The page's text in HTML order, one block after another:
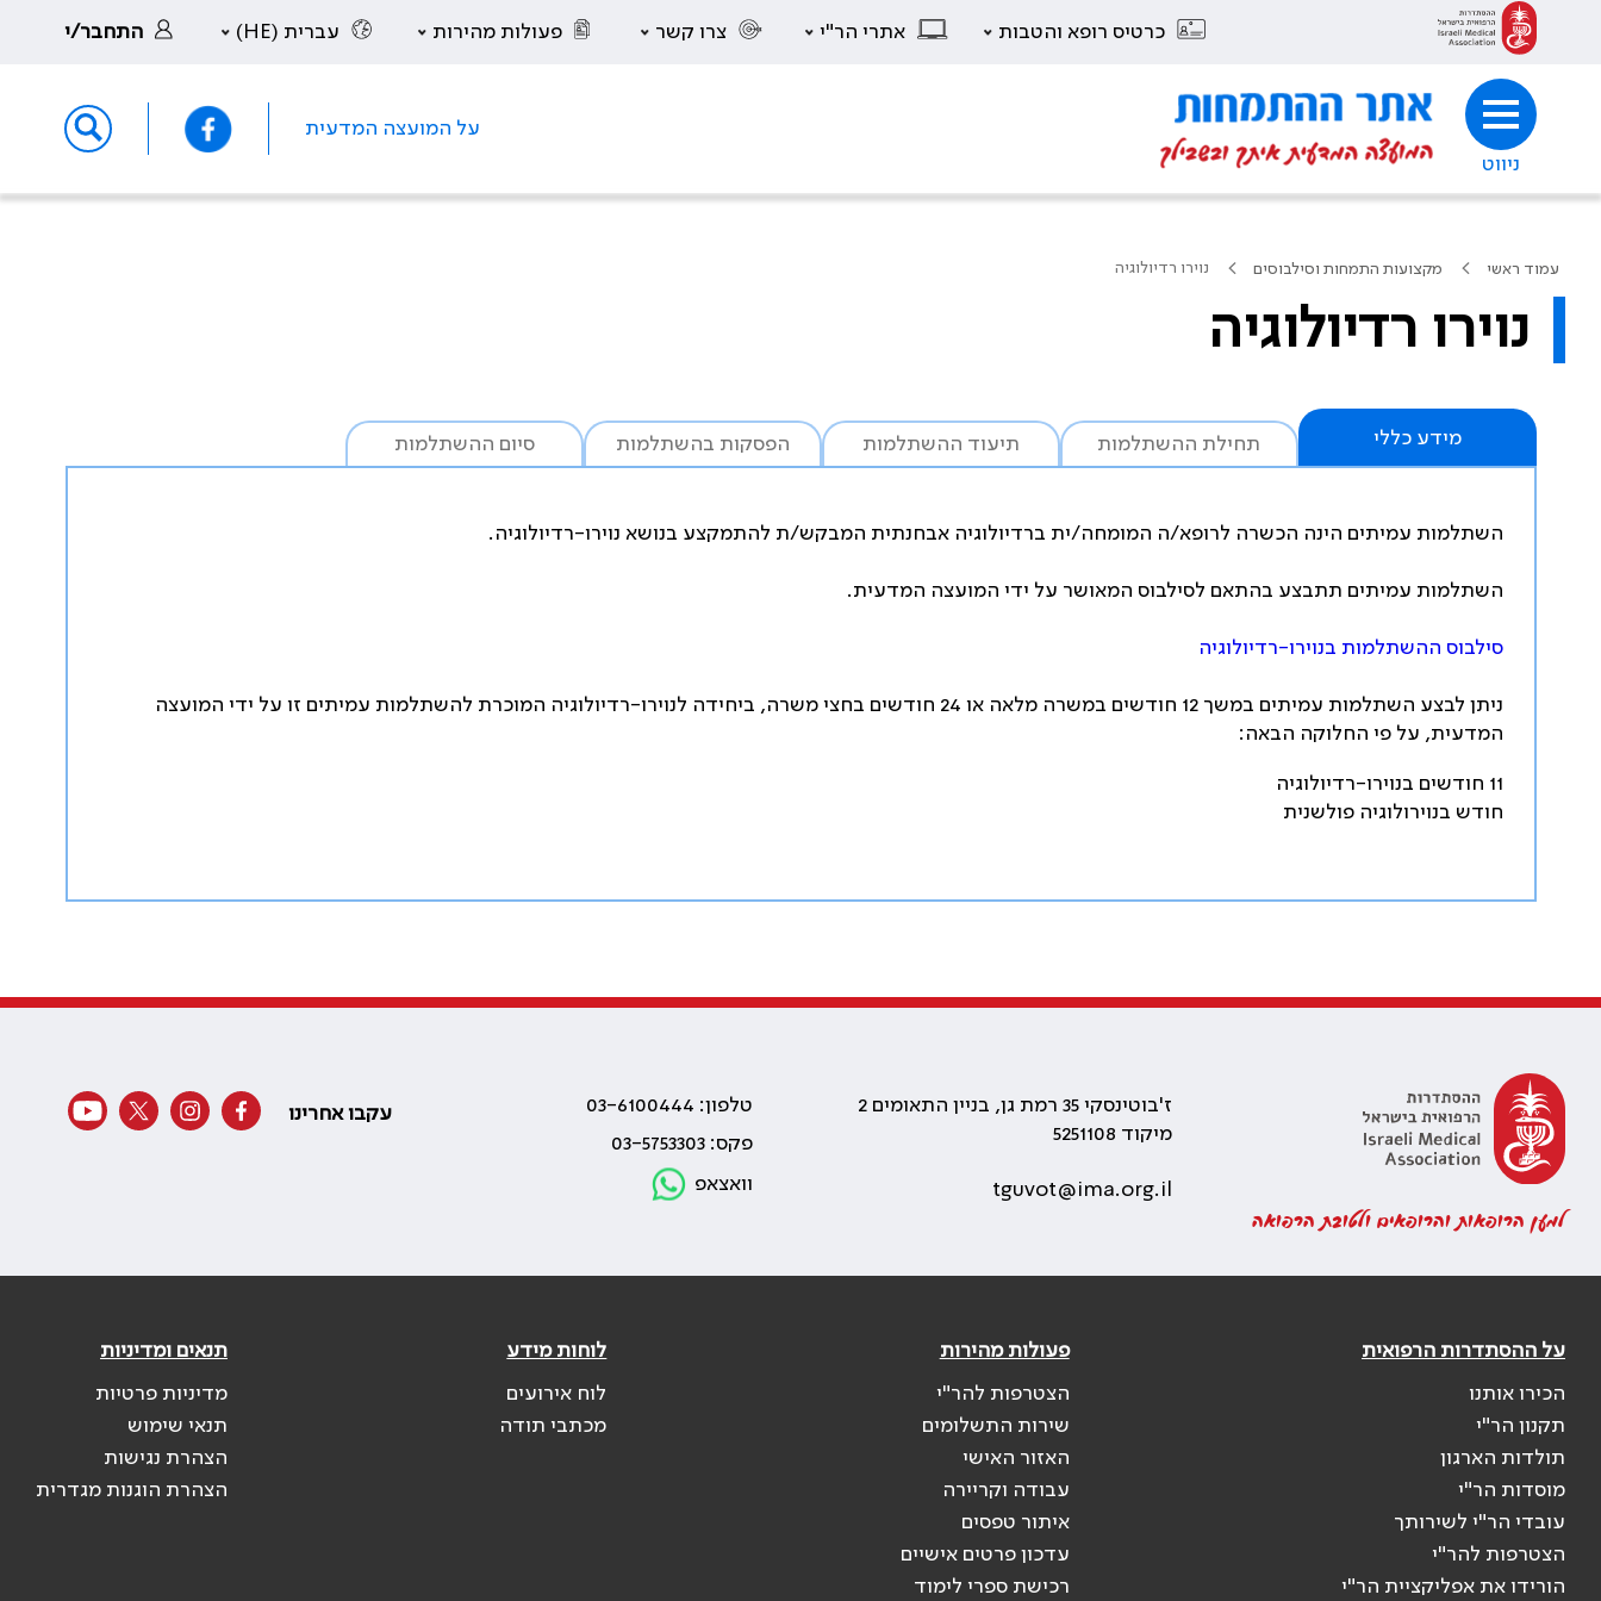
כרטיס רופא והטבות אתרי הר"י צרו קשר פעולות מהירות עברית (HE) התחבר/י
ניווט
על המועצה המדעית
עמוד ראשי מקצועות התמחות וסילבוסים נוירו רדיולוגיה
נוירו רדיולוגיה
מידע כללי תחילת ההשתלמות תיעוד ההשתלמות הפסקות בהשתלמות סיום ההשתלמות
השתלמות עמיתים הינה הכשרה לרופא/ה המומחה/ית ברדיולוגיה אבחנתית המבקש/ת להתמקצע בנושא נוירו-רדיולוגיה.
השתלמות עמיתים תתבצע בהתאם לסילבוס המאושר על ידי המועצה המדעית.
סילבוס ההשתלמות בנוירו-רדיולוגיה
ניתן לבצע השתלמות עמיתים במשך 12 חודשים במשרה מלאה או 24 חודשים בחצי משרה, ביחידה לנוירו-רדיולוגיה המוכרת להשתלמות עמיתים זו על ידי המועצה
המדעית, על פי החלוקה הבאה:
11 חודשים בנוירו-רדיולוגיה
חודש בנוירולוגיה פולשנית
למען הרופאות והרופאים ולטובת הרפואה
ז'בוטינסקי 35 רמת גן, בניין התאומים 2
מיקוד 5251108
tguvot@ima.org.il
טלפון: 03-6100444
פקס: 03-5753303
וואצאפ
עקבו אחרינו
על ההסתדרות הרפואית
הכירו אותנו
תקנון הר"י
תולדות הארגון
מוסדות הר"י
עובדי הר"י לשירותך
הצטרפות להר"י
הורידו את אפליקציית הר"י
פעולות מהירות
הצטרפות להר"י
שירות התשלומים
האזור האישי
עבודה וקריירה
איתור טפסים
עדכון פרטים אישיים
רכישת ספרי לימוד
לוחות מידע
לוח אירועים
מכתבי תודה
תנאים ומדיניות
מדיניות פרטיות
תנאי שימוש
הצהרת נגישות
הצהרת הוגנות מגדרית